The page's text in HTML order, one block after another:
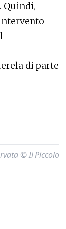
Quindi,
di parte
© Il Piccolo